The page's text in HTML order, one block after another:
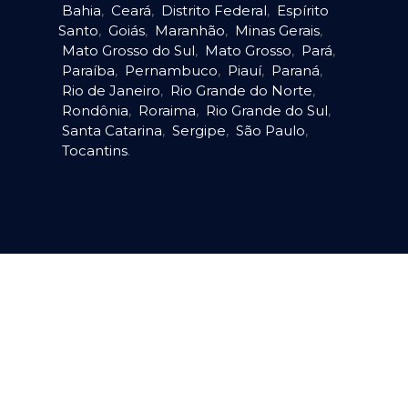
Bahia, Ceará, Distrito Federal, Espírito
Santo, Goiás, Maranhão, Minas Gerais,
Mato Grosso do Sul, Mato Grosso, Pará,
Paraíba, Pernambuco, Piauí, Paraná,
Rio de Janeiro, Rio Grande do Norte,
Rondônia, Roraima, Rio Grande do Sul,
Santa Catarina, Sergipe, São Paulo,
Tocantins.